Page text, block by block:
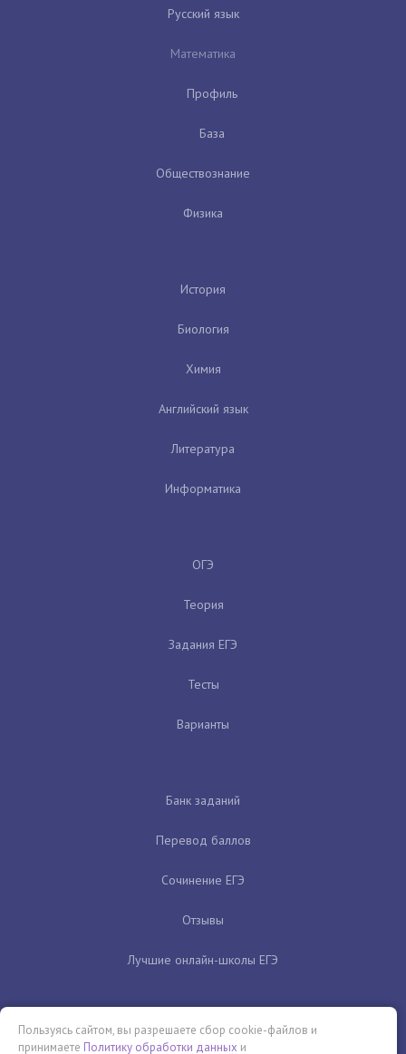
Русский язык
Математика
Профиль
База
Обществознание
Физика
История
Биология
Химия
Английский язык
Литература
Информатика
ОГЭ
Теория
Задания ЕГЭ
Тесты
Варианты
Банк заданий
Перевод баллов
Сочинение ЕГЭ
Отзывы
Лучшие онлайн-школы ЕГЭ
Пользуясь сайтом, вы разрешаете сбор cookie-файлов и
принимаете Политику обработки данных и